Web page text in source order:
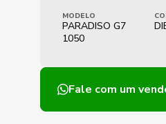
MODELO
PARADISO G7
1050
Fale com um